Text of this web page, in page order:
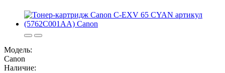
Модель:
Canon
Наличие: